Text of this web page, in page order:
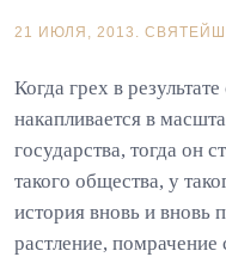
21 ИЮЛЯ, 2013.
Когда грех в
накапливается в
государства, тогда он
такого общества, у
история вновь и вновь
растление,